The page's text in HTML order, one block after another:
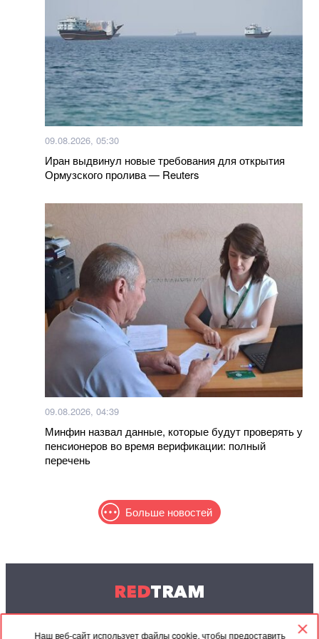
Наш веб-сайт использует файлы cookie, чтобы предоставить
09.08.2026, 05:30
Иран выдвинул новые требования для открытия
Ормузского пролива — Reuters
09.08.2026, 04:39
Минфин назвал данные, которые будут проверять у
пенсионеров во время верификации: полный
перечень
Больше новостей
REDTRAM
© 2004-2026 Redtram, Ltd.